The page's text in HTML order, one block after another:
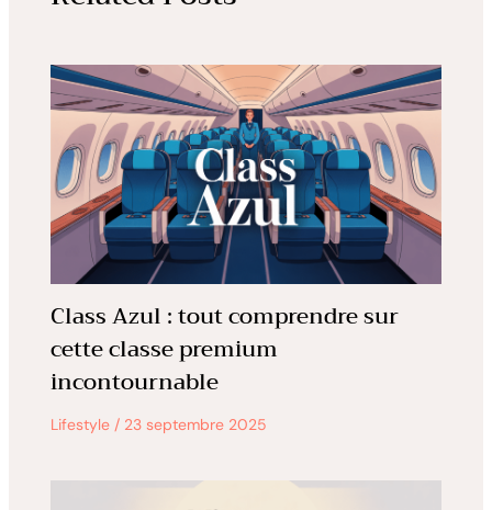
Class Azul : tout comprendre sur
cette classe premium
incontournable
Lifestyle/ 23 septembre 2025